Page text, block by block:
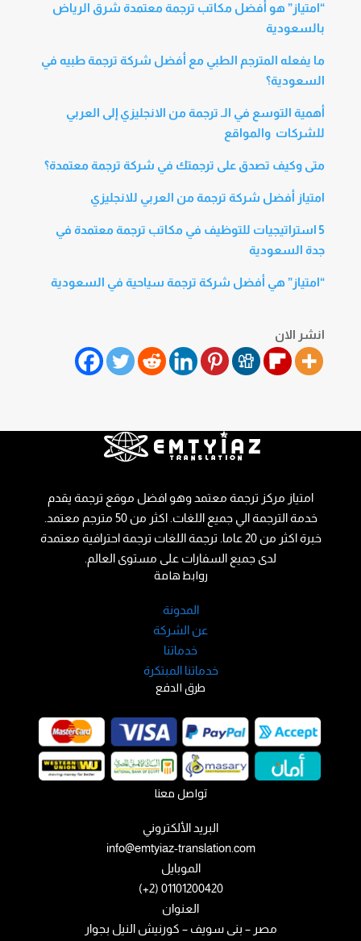
“امتياز” هو أفضل مكاتب ترجمة معتمدة شرق الرياض
بالسعودية
ما يفعله المترجم الطبي مع أفضل شركة ترجمة طبيه في
السعودية؟
أهمية التوسع في الـ ترجمة من الانجليزي إلى العربي
للشركات والمواقع
متى وكيف تصدق على ترجمتك في شركة ترجمة معتمدة؟
امتياز أفضل شركة ترجمة من العربي للانجليزي
5 استراتيجيات للتوظيف في مكاتب ترجمة معتمدة في
جدة السعودية
“امتياز” هي أفضل شركة ترجمة سياحية في السعودية
انشر الان
تواصل معنا
البريد الألكتروني
info@emtyiaz-translation.com
الموبايل
01101200420 (2+)
العنوان
مصر – بنى سويف – كورنيش النيل بجوار
طرق الدفع
روابط هامة
المدونة
عن الشركة
خدماتنا
خدماتنا المبتكرة
امتياز مركز ترجمة معتمد وهو افضل موقع ترجمة يقدم
خدمة الترجمة الي جميع اللغات. اكثر من 50 مترجم معتمد.
خبرة اكثر من 20 عاما. ترجمة اللغات ترجمة احترافية معتمدة
لدى جميع السفارات على مستوى العالم.